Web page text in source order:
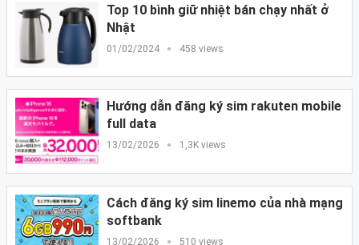
Top 10 bình giữ nhiệt bán chạy nhất ở
Nhật
01/02/2024 458 views
Hướng dẫn đăng ký sim rakuten mobile
full data
13/02/2026 1,3K views
Cách đăng ký sim linemo của nhà mạng
softbank
13/02/2026 510 views